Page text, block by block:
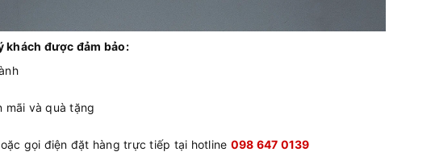
khách được đảm bảo:
mãi và quà tặng
gọi điện đặt hàng trực tiếp tại hotline 098 647 0139